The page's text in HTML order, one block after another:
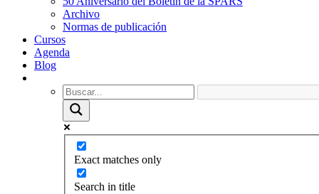
Archivo
Normas de publicación
Cursos
Agenda
Blog
Exact matches only
Search in title